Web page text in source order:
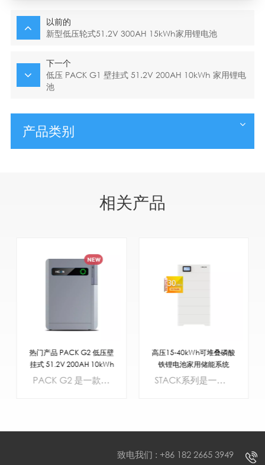
以前的
新型低压轮式51.2V 300AH 15kWh家用锂电池
下一个
低压 PACK G1 壁挂式 51.2V 200AH 10kWh 家用锂电
池
产品类别
相关产品
热门产品 PACK G2 低压壁
挂式 51.2V 200AH 10kWh
锂电池家用储能系统PACK G2 是一款新型高容量磷酸铁锂电池，设计适用于深度循环使用，具有更高的安全性，使用寿命更长延长使用寿命，并优化用户体验。具体而言，采用 IP65 认证设计，可提供灵活的室内照明。或户外安装选项，包括壁挂式以及地面安装。单个单元可提供高达 10千瓦时 (kWh) 的功率输出，最多可连接 15 个单元与此同时，它还提供了卓越的性能以满足需求。家庭用电需求。
高压15-40kWh可堆叠磷酸
铁锂电池家用储能系统
STACK系列是一款先进的高压家用储能系统，旨在满足当今家庭日益增长的能源需求。随着能源消耗的增加，高效、安全、可靠的储能解决方案变得愈发重要。Higon STACK系列凭借其卓越的性能，成为希望优化能源管理，同时确保长期耐用性、性能和安全性的房主的理想之选。
致电我们 : +86 182 2665 3949